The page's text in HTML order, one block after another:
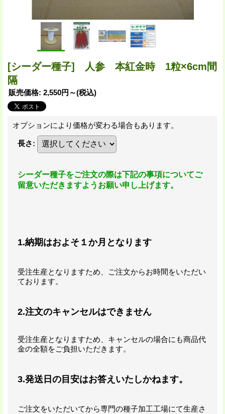
[シーダー種子] 人参 本紅金時 1粒×6cm間
隔
販売価格: 2,550円～(税込)
オプションにより価格が変わる場合もあります。
長さ:
シーダー種子をご注文の際は下記の事項についてご
留意いただきますようお願い申し上げます。
1.納期はおよそ１か月となります
受注生産となりますため、ご注文からお時間をいただい
ております。
2.注文のキャンセルはできません
受注生産となりますため、キャンセルの場合にも商品代
金の全額をご負担いただきます。
3.発送日の目安はお答えいたしかねます。
ご注文をいただいてから専門の種子加工工場にて生産さ